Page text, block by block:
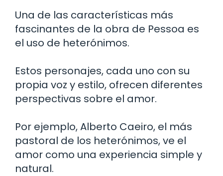
Una de las características más
fascinantes de la obra de Pessoa es
el uso de heterónimos.
Estos personajes, cada uno con su
propia voz y estilo, ofrecen diferentes
perspectivas sobre el amor.
Por ejemplo, Alberto Caeiro, el más
pastoral de los heterónimos, ve el
amor como una experiencia simple y
natural.